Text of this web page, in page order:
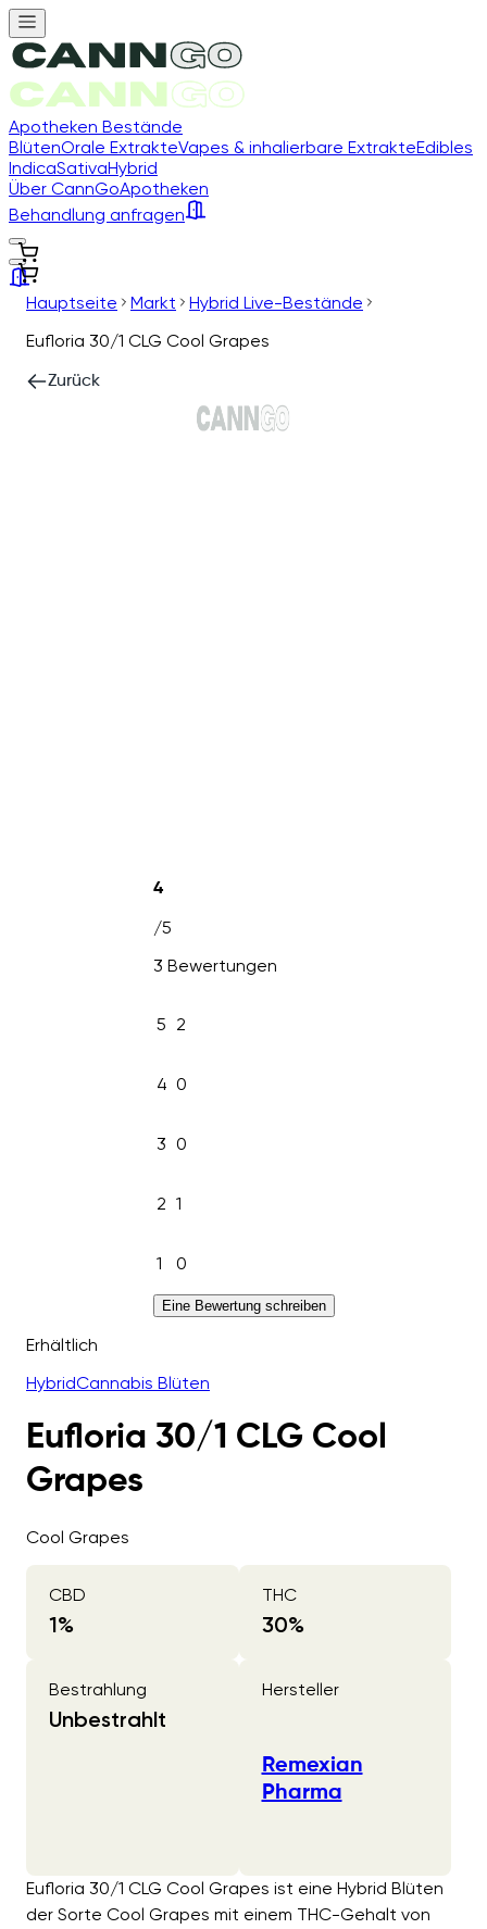
Apotheken Bestände
BlütenOrale ExtrakteVapes & inhalierbare ExtrakteEdibles
IndicaSativaHybrid
Über CannGoApotheken
Behandlung anfragen
Hauptseite Markt
Hybrid Live-Bestände
Eufloria 30/1 CLG Cool Grapes
Zurück
4
/5
3 Bewertungen
5 2
4 0
3 0
2 1
1 0
Eine Bewertung schreiben
Erhältlich
HybridCannabis Blüten
Eufloria 30/1 CLG Cool
Grapes
Cool Grapes
CBD
1%
THC
30%
Bestrahlung
Unbestrahlt
Hersteller
Remexian
Pharma
Eufloria 30/1 CLG Cool Grapes ist eine Hybrid Blüten
der Sorte Cool Grapes mit einem THC-Gehalt von